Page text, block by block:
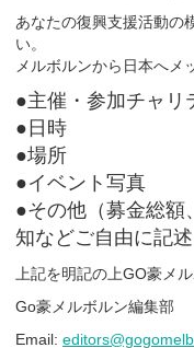
あなたの復興支援活動の
い。
メルボルンから日本へメ
●主催・参加チャリ
●日時
●場所
●イベント写真
●その他（募金総額
知などご自由に記述
上記を明記の上GO豪メ
Go豪メルボルン編集部
Email: